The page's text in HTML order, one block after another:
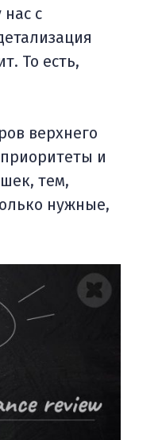
с
То есть,
верхнего
и
тем,
нужные,